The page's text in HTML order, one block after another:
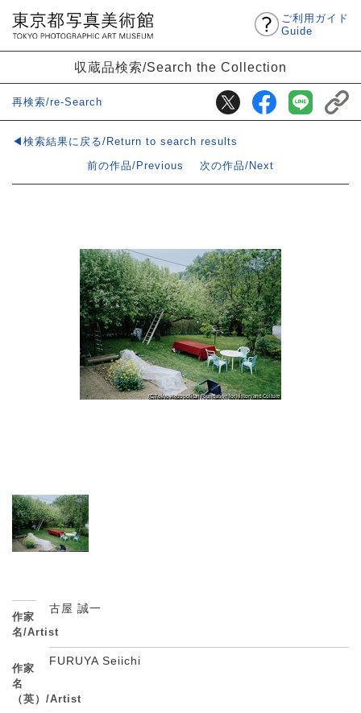
ご利用ガイド
Guide
収蔵品検索/Search the Collection
再検索/re-Search
◀検索結果に戻る/Return to search results
前の作品/Previous
次の作品/Next
作家
名/Artist
古屋 誠一
作家
名
（英）/Artist
FURUYA Seiichi